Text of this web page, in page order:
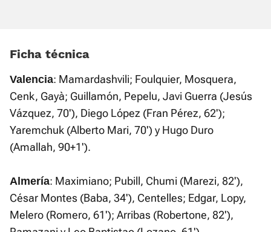
Ficha técnica
Valencia: Mamardashvili; Foulquier, Mosquera,
Cenk, Gayà; Guillamón, Pepelu, Javi Guerra (Jesús
Vázquez, 70'), Diego López (Fran Pérez, 62');
Yaremchuk (Alberto Mari, 70') y Hugo Duro
(Amallah, 90+1').
Almería: Maximiano; Pubill, Chumi (Marezi, 82'),
César Montes (Baba, 34'), Centelles; Edgar, Lopy,
Melero (Romero, 61'); Arribas (Robertone, 82'),